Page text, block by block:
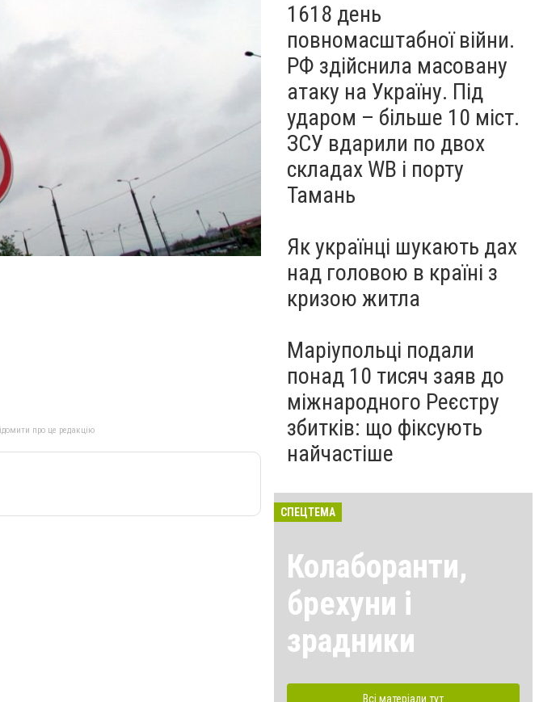
IMG_5385_новый размер
про це редакцію
1618 день
повномасштабної війни.
РФ здійснила масовану
атаку на Україну. Під
ударом – більше 10 міст.
ЗСУ вдарили по двох
складах WB і порту
Тамань
Як українці шукають дах
над головою в країні з
кризою житла
Маріупольці подали
понад 10 тисяч заяв до
міжнародного Реєстру
збитків: що фіксують
найчастіше
СПЕЦТЕМА
Колаборанти,
брехуни і
зрадники
Всі матеріали тут